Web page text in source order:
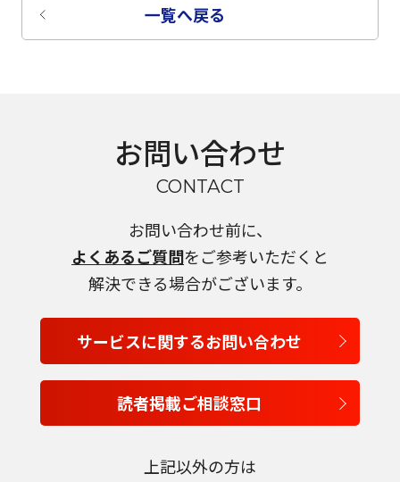
一覧へ戻る
お問い合わせ
CONTACT
お問い合わせ前に、
よくあるご質問をご参考いただくと
解決できる場合がございます。
サービスに関するお問い合わせ
読者掲載ご相談窓口
上記以外の方は